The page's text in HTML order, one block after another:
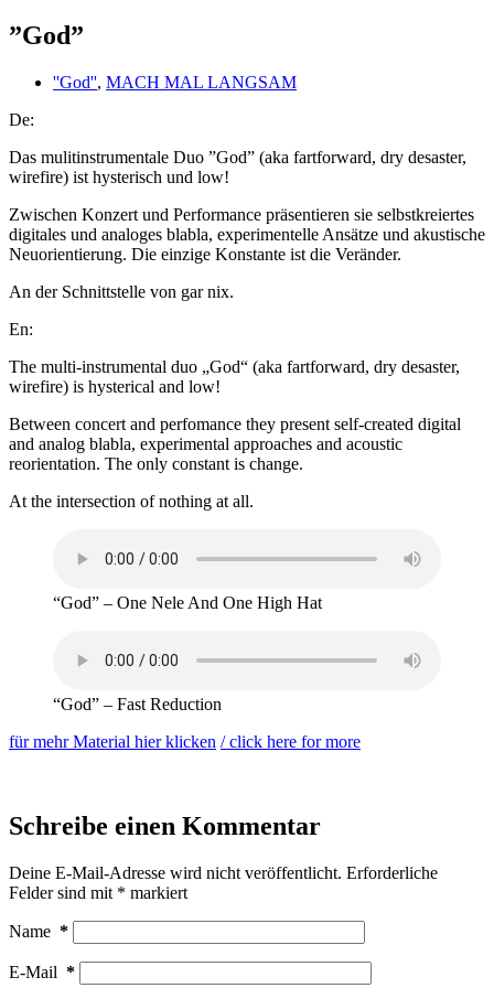
”God”
''God'', MACH MAL LANGSAM
De:
Das mulitinstrumentale Duo ”God” (aka fartforward, dry desaster,
wirefire) ist hysterisch und low!
Zwischen Konzert und Performance präsentieren sie selbstkreiertes
digitales und analoges blabla, experimentelle Ansätze und akustische
Neuorientierung. Die einzige Konstante ist die Veränder.
An der Schnittstelle von gar nix.
En:
The multi-instrumental duo „God“ (aka fartforward, dry desaster,
wirefire) is hysterical and low!
Between concert and perfomance they present self-created digital
and analog blabla, experimental approaches and acoustic
reorientation. The only constant is change.
At the intersection of nothing at all.
“God” – One Nele And One High Hat
“God” – Fast Reduction
für mehr Material hier klicken / click here for more
Schreibe einen Kommentar
Deine E-Mail-Adresse wird nicht veröffentlicht. Erforderliche
Felder sind mit * markiert
Name *
E-Mail *